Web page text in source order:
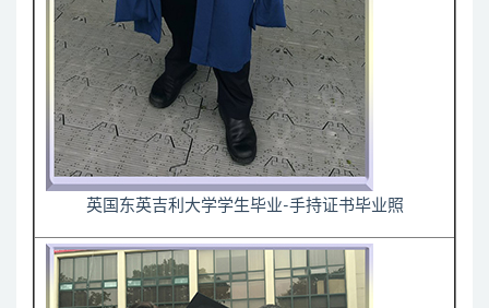
英国东英吉利大学学生毕业-手持证书毕业照